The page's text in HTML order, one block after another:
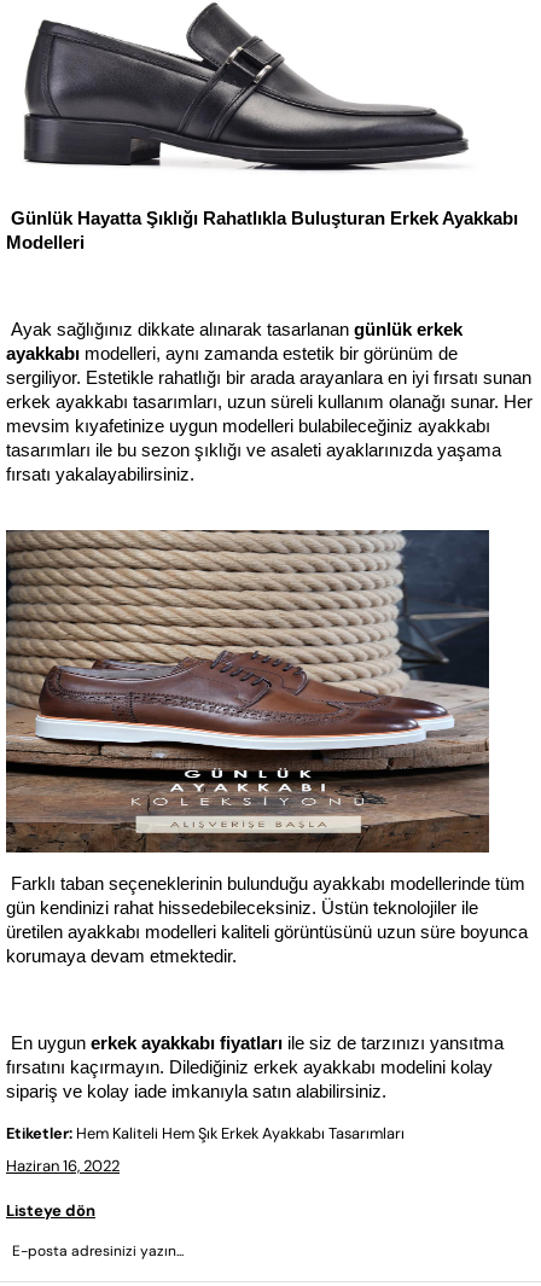
Günlük Hayatta Şıklığı Rahatlıkla Buluşturan Erkek Ayakkabı
Modelleri
Ayak sağlığınız dikkate alınarak tasarlanan günlük erkek
ayakkabı modelleri, aynı zamanda estetik bir görünüm de
sergiliyor. Estetikle rahatlığı bir arada arayanlara en iyi fırsatı sunan
erkek ayakkabı tasarımları, uzun süreli kullanım olanağı sunar. Her
mevsim kıyafetinize uygun modelleri bulabileceğiniz ayakkabı
tasarımları ile bu sezon şıklığı ve asaleti ayaklarınızda yaşama
fırsatı yakalayabilirsiniz.
Farklı taban seçeneklerinin bulunduğu ayakkabı modellerinde tüm
gün kendinizi rahat hissedebileceksiniz. Üstün teknolojiler ile
üretilen ayakkabı modelleri kaliteli görüntüsünü uzun süre boyunca
korumaya devam etmektedir.
En uygun erkek ayakkabı fiyatları ile siz de tarzınızı yansıtma
fırsatını kaçırmayın. Dilediğiniz erkek ayakkabı modelini kolay
sipariş ve kolay iade imkanıyla satın alabilirsiniz.
Etiketler: Hem Kaliteli Hem Şık Erkek Ayakkabı Tasarımları
Haziran 16, 2022
Listeye dön